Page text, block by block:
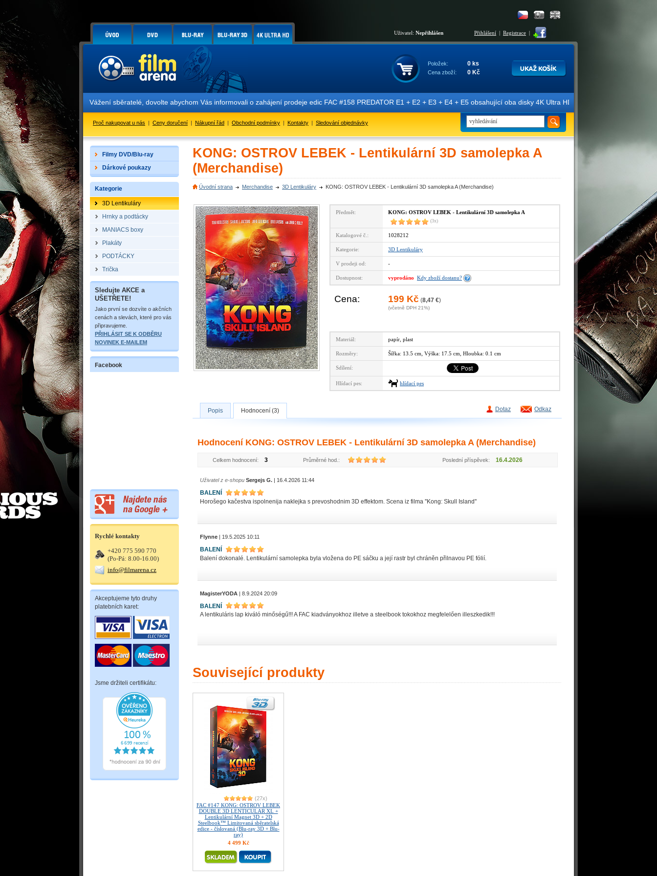
Uživatel: Nepřihlášen Přihlášení | Registrace |
Položek: 0 ks
Cena zboží: 0 Kč
Vážení sběratelé, dovolte abychom Vás informovali o zahájení prodeje edic FAC #158 PREDATOR E1 + E2 + E3 + E4 + E5 obsahující oba disky 4K Ultra HD + Blu-ray 3D/2D.
Proč nakupovat u nás | Ceny doručení | Nákupní řád | Obchodní podmínky | Kontakty | Sledování objednávky
Filmy DVD/Blu-ray
Dárkové poukazy
Kategorie
3D Lentikuláry
Hrnky a podtácky
MANIACS boxy
Plakáty
PODTÁCKY
Trička
Sledujte AKCE a
UŠETŘETE!
Jako první se dozvíte o akčních
cenách a slevách, které pro vás
připravujeme.
PŘIHLÁSIT SE K ODBĚRU
NOVINEK E-MAILEM
Facebook
Rychlé kontakty
+420 775 590 770
(Po-Pá: 8.00-16.00)
info@filmarena.cz
Akceptujeme tyto druhy
platebních karet:
Jsme držiteli certifikátu:
KONG: OSTROV LEBEK - Lentikulární 3D samolepka A
(Merchandise)
Úvodní strana Merchandise 3D Lentikuláry KONG: OSTROV LEBEK - Lentikulární 3D samolepka A (Merchandise)
Předmět: KONG: OSTROV LEBEK - Lentikulární 3D samolepka A
(3x)
Katalogové č.: 1028212
Kategorie: 3D Lentikuláry
V prodeji od: -
Dostupnost: vyprodáno Kdy zboží dostanu?
Cena: 199 Kč (8,47 €)
(včetně DPH 21%)
Materiál: papír, plast
Rozměry: Šířka: 13.5 cm, Výška: 17.5 cm, Hloubka: 0.1 cm
Sdílení:
Hlídací pes: hlídací pes
Dotaz Odkaz
Popis Hodnocení (3)
Hodnocení KONG: OSTROV LEBEK - Lentikulární 3D samolepka A (Merchandise)
Celkem hodnocení: 3 Průměrné hod.: Poslední příspěvek: 16.4.2026
Uživatel z e-shopu Sergejs G. | 16.4.2026 11:44
BALENÍ
Horošego kačestva ispolnenija naklejka s prevoshodnim 3D effektom. Scena iz filma ''Kong: Skull Island''
Flynne | 19.5.2025 10:11
BALENÍ
Balení dokonalé. Lentikulární samolepka byla vložena do PE sáčku a její rastr byl chráněn přilnavou PE fólií.
MagisterYODA | 8.9.2024 20:09
BALENÍ
A lentikuláris lap kiváló minőségű!!! A FAC kiadványokhoz illetve a steelbook tokokhoz megfelelően illeszkedik!!!
Související produkty
(27x)
FAC #147 KONG: OSTROV LEBEK
DOUBLE 3D LENTICULAR XL +
Lentikulární Magnet 3D + 2D
Steelbook™ Limitovaná sběratelská
edice - číslovaná (Blu-ray 3D + Blu-
ray)
4 499 Kč